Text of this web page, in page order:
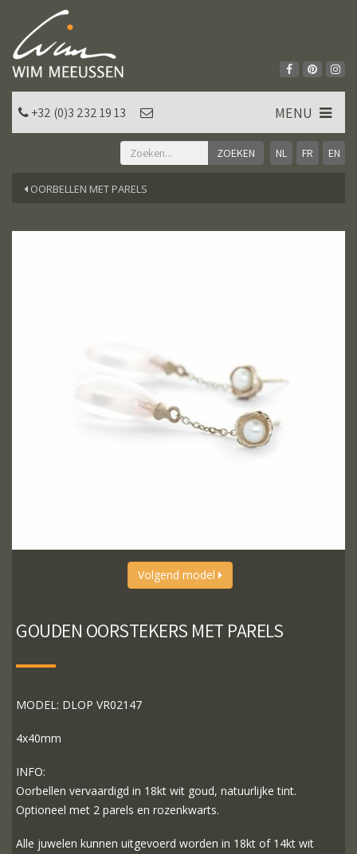
NL FR EN
+32 (0)3 232 19 13 MENU
OORBELLEN MET PARELS
Volgend model
GOUDEN OORSTEKERS MET PARELS
MODEL: DLOP VR02147
4x40mm
INFO:
Oorbellen vervaardigd in 18kt wit goud, natuurlijke tint.
Optioneel met 2 parels en rozenkwarts.
Alle juwelen kunnen uitgevoerd worden in 18kt of 14kt wit